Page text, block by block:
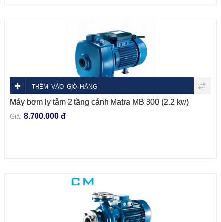
THÊM VÀO GIỎ HÀNG
Máy bơm ly tâm 2 tầng cánh Matra MB 300 (2.2 kw)
Giá: 8.700.000 đ